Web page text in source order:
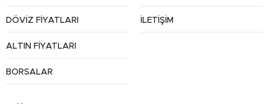
DÖVİZ FİYATLARI
ALTIN FİYATLARI
BORSALAR
İLETİŞİM